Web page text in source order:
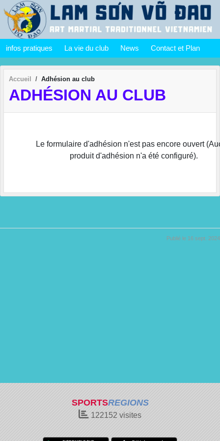
infos pratiques La vie du club News Contact et Plan
Accueil Adhésion au club
ADHÉSION AU CLUB
Le formulaire d'adhésion n'est pas encore ouvert
produit d'adhésion n'a été configuré).
Publié le 16 sept. 2024
SPORTSREGIONS
122152 visites
Panneau de gestion des cookies